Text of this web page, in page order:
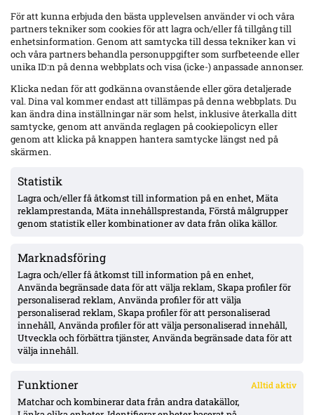
För att kunna erbjuda den bästa upplevelsen använder vi och våra
partners tekniker som cookies för att lagra och/eller få tillgång till
enhetsinformation. Genom att samtycka till dessa tekniker kan vi
och våra partners behandla personuppgifter som surfbeteende eller
unika ID:n på denna webbplats och visa (icke-) anpassade annonser.
Klicka nedan för att godkänna ovanstående eller göra detaljerade
val. Dina val kommer endast att tillämpas på denna webbplats. Du
kan ändra dina inställningar när som helst, inklusive återkalla ditt
samtycke, genom att använda reglagen på cookiepolicyn eller
genom att klicka på knappen hantera samtycke längst ned på
skärmen.
Statistik
Lagra och/eller få åtkomst till information på en enhet, Mäta
reklamprestanda, Mäta innehållsprestanda, Förstå målgrupper
genom statistik eller kombinationer av data från olika källor.
Marknadsföring
Lagra och/eller få åtkomst till information på en enhet,
Använda begränsade data för att välja reklam, Skapa profiler för
personaliserad reklam, Använda profiler för att välja
personaliserad reklam, Skapa profiler för att personaliserad
innehåll, Använda profiler för att välja personaliserad innehåll,
Utveckla och förbättra tjänster, Använda begränsade data för att
välja innehåll.
Funktioner Alltid aktiv
Matchar och kombinerar data från andra datakällor,
Senaste
samtal pågår
Uppgifter: Kalmar FF lånar Kasper Paananen från SJK –
Mjällby jagar mittfältare efter Malachowski/Stroud-tappen –
en kandidat nobbade, Ålborgs Valdemar Möller för dyr
Oddevold väntas få drygt 1 Mkr via solidaritetsersättning från
Stroud-försäljningen – Fifa-utbetalning kan dröja år
Djurgården lugnt i fönstret enligt Honkavaara – ”allt under
kontroll”; Tschoumy-Nana nära matchform, Asoro borta ”av en
anledning”
ÖVERSIKT